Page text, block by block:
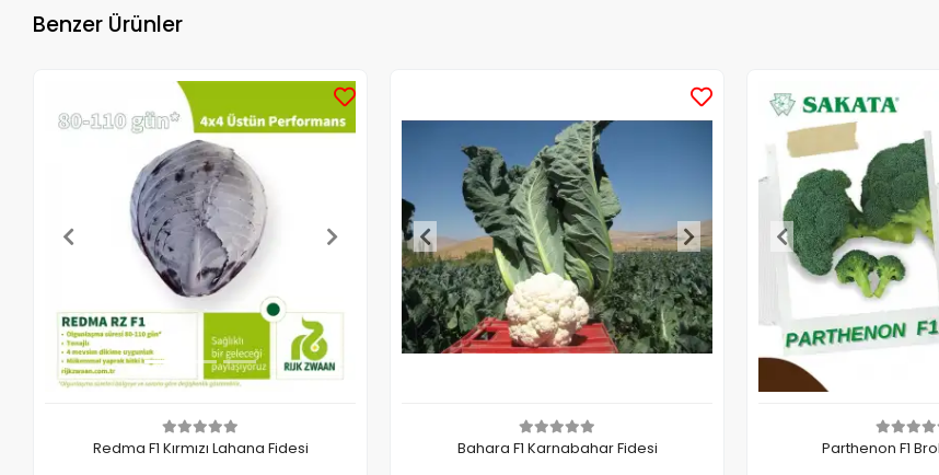
Benzer Ürünler
Redma F1 Kırmızı Lahana Fidesi Bahara F1 Karnabahar Fidesi Parthenon F1